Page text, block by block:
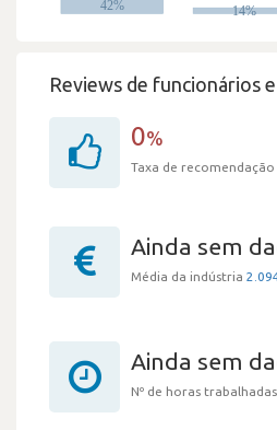
Reviews de funcionários
0%
Taxa de recomendação
Ainda sem
Média da indústria
Ainda sem
Nº de horas